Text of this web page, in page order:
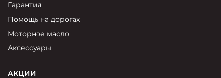
Гарантия
Помощь на дорогах
Моторное масло
Аксессуары
АКЦИИ